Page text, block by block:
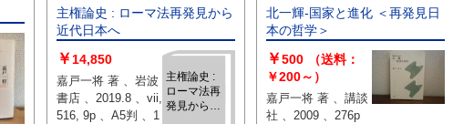
主権論史 : ローマ法再発見から
近代日本へ
主権論史 :
ローマ法再
発見から近
￥ 14,850
嘉戸一将 著 、岩波
書店 、2019.8 、vii,
516, 9p 、A5判 、1
北一輝-国家と進化 ＜再発見日
本の哲学＞
￥500
（送料：
￥200～）
嘉戸一将 著 、講談
社 、2009 、276p